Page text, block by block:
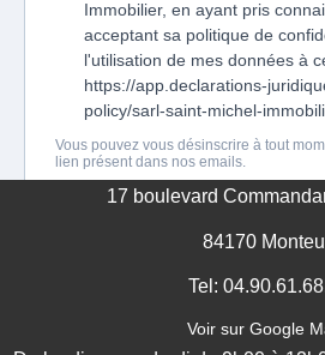
17 boulevard
84170
Tel:
Voir sur Google